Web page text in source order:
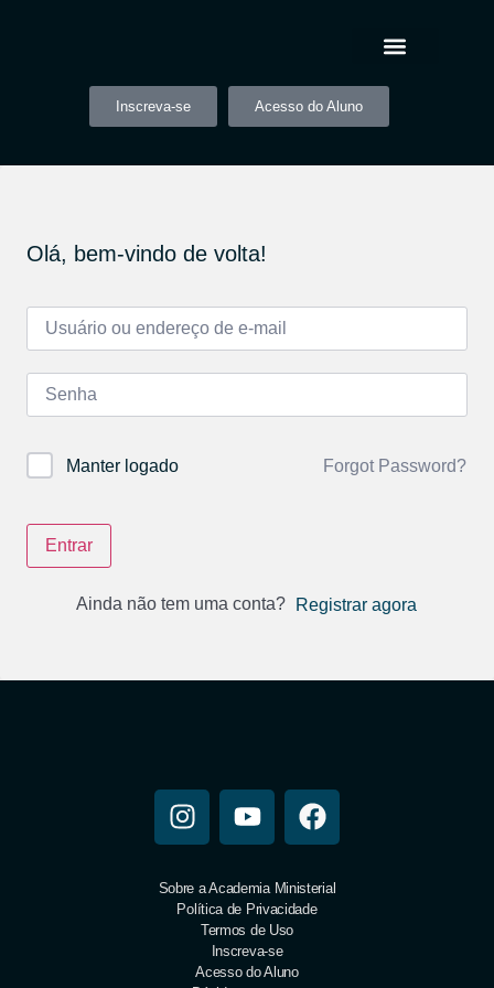
Inscreva-se Acesso do Aluno
Olá, bem-vindo de volta!
Manter logado Forgot Password?
Entrar
Ainda não tem uma conta? Registrar agora
Sobre a Academia Ministerial
Política de Privacidade
Termos de Uso
Inscreva-se
Acesso do Aluno